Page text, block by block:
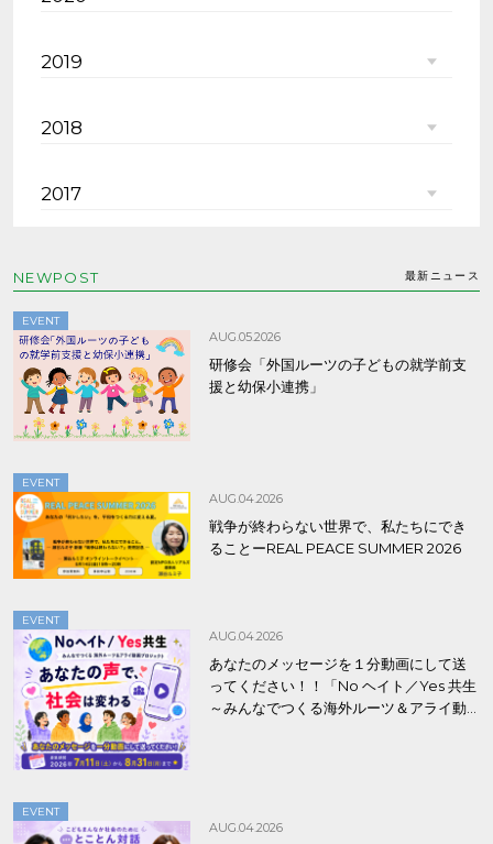
2019
2018
2017
NEWPOST 最新ニュース
EVENT
AUG.05.2026
研修会「外国ルーツの子どもの就学前支
援と幼保小連携」
EVENT
AUG.04.2026
戦争が終わらない世界で、私たちにでき
ることーREAL PEACE SUMMER 2026
EVENT
AUG.04.2026
あなたのメッセージを１分動画にして送
ってください！！「No ヘイト／Yes 共生
～みんなでつくる海外ルーツ＆アライ動
EVENT
AUG.04.2026